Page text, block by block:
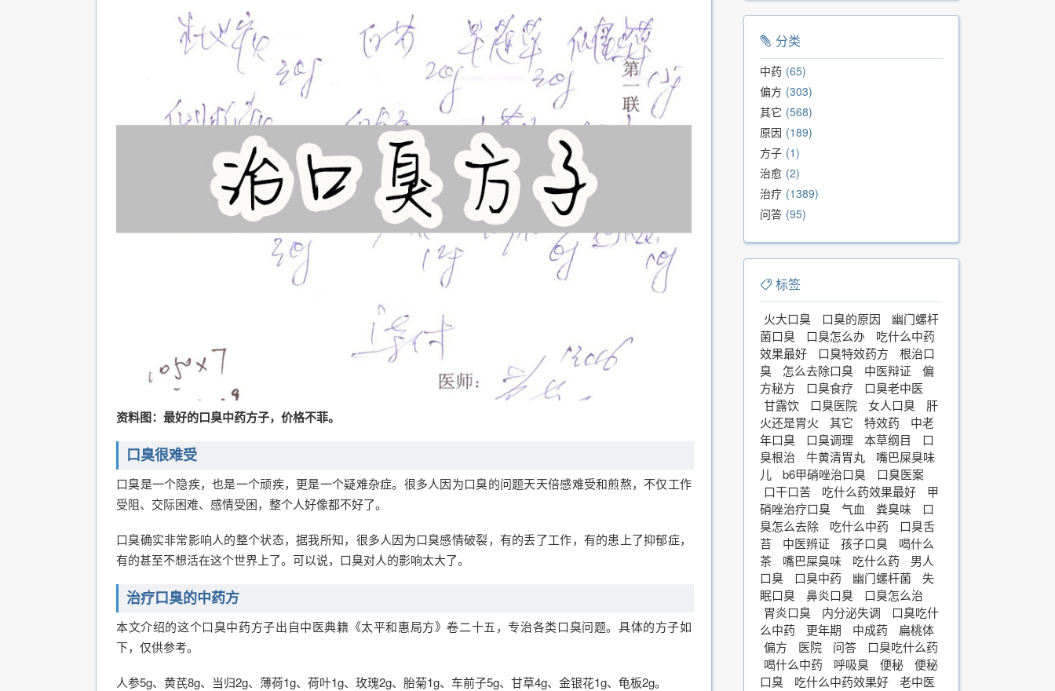
资料图：最好的口臭中药方子，价格不菲。
口臭很难受
口臭是一个隐疾，也是一个顽疾，更是一个疑难杂症。很多人因为口臭的问题天天倍感难受和煎熬，不仅工作
受阻、交际困难、感情受困，整个人好像都不好了。
口臭确实非常影响人的整个状态，据我所知，很多人因为口臭感情破裂，有的丢了工作，有的患上了抑郁症，
有的甚至不想活在这个世界上了。可以说，口臭对人的影响太大了。
治疗口臭的中药方
本文介绍的这个口臭中药方子出自中医典籍《太平和惠局方》卷二十五，专治各类口臭问题。具体的方子如
下，仅供参考。
人参5g、黄芪8g、当归2g、薄荷1g、荷叶1g、玫瑰2g、胎菊1g、车前子5g、甘草4g、金银花1g、龟板2g。
分类
中药 65
偏方 303
其它 568
原因 189
方子 1
治愈 2
治疗 1389
问答 95
标签
火大口臭 口臭的原因
幽门螺杆
菌口臭
口臭怎么办
吃什么中药
效果最好
口臭特效药方
根治口
臭
怎么去除口臭 中医辩证
偏
方秘方
口臭食疗
口臭老中医
甘露饮
口臭医院 女人口臭
肝
火还是胃火
其它 特效药
中老
年口臭
口臭调理 本草纲目
口
臭根治
牛黄清胃丸
嘴巴屎臭味
儿
b6甲硝唑治口臭
口臭医案
口干口苦
吃什么药效果最好
甲
硝唑治疗口臭
气血 粪臭味
口
臭怎么去除
吃什么中药
口臭舌
苔
中医辨证 孩子口臭
喝什么
茶
嘴巴屎臭味 吃什么药
男人
口臭
口臭中药 幽门螺杆菌
失
眠口臭
鼻炎口臭
口臭怎么治
胃炎口臭
内分泌失调
口臭吃什
么中药
更年期 中成药
扁桃体
偏方
医院 问答
口臭吃什么药
喝什么中药
呼吸臭 便秘
便秘
口臭
吃什么中药效果好 老中医